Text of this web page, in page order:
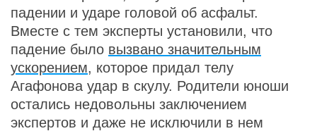
падении и ударе головой об асфальт.
Вместе с тем эксперты установили, что
падение было вызвано значительным
ускорением, которое придал телу
Агафонова удар в скулу. Родители юноши
остались недовольны заключением
экспертов и даже не исключили в нем